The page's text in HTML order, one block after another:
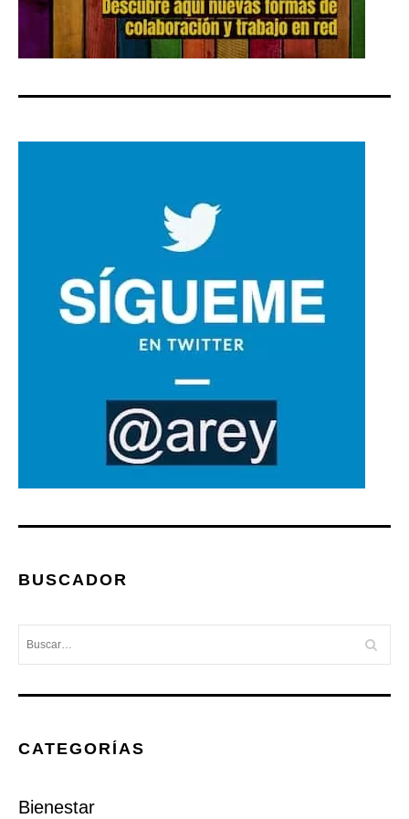
BUSCADOR
CATEGORÍAS
Bienestar